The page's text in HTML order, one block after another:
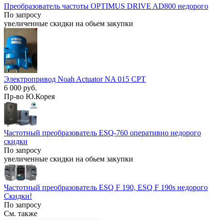
Преобразователь частоты OPTIMUS DRIVE AD800 недорого
По запросу
увеличенные скидки на обьем закупки
Электропривод Noah Actuator NA 015 CPT
6 000 руб.
Пр-во Ю.Корея
Частотный преобразователь ESQ-760 оперативно недорого
скидки
По запросу
увеличенные скидки на обьем закупки
Частотный преобразователь ESQ F 190, ESQ F 190s недорого
Скидки!
По запросу
См. также